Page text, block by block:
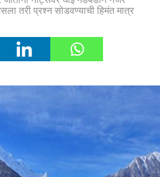
तरी प्रश्न सोडवण्याची हिमंत मात्र